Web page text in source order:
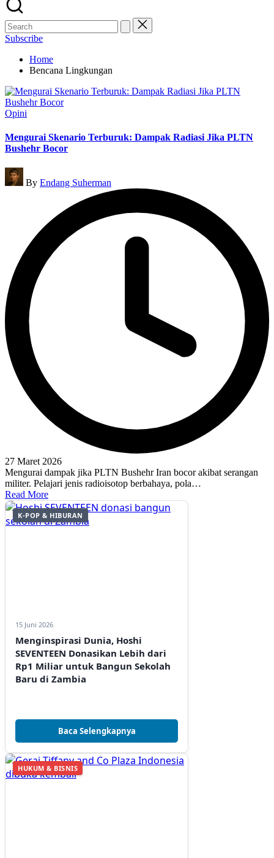
Search
for:
Subscribe
Home
Bencana Lingkungan
Posted
Opini
Mengurai Skenario Terburuk: Dampak Radiasi Jika PLTN
Bushehr Bocor
Posted
by
By Endang Suherman
27 Maret 2026
Mengurai dampak jika PLTN Bushehr Iran bocor akibat serangan
militer. Pelajari jenis radioisotop berbahaya, pola…
Read More
K-POP & HIBURAN
15 Juni 2026
Menginspirasi Dunia, Hoshi
SEVENTEEN Donasikan Lebih dari
Rp1 Miliar untuk Bangun Sekolah
Baru di Zambia
Baca Selengkapnya
HUKUM & BISNIS